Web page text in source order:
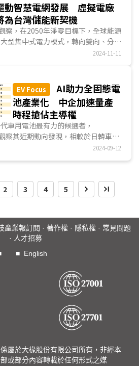
動智慧電網發展 虛擬電廠
為台灣儲能新契機
察，在2050年淨零目標下，全球能源
型集中式電力模式，轉向雙向、分散
慧電網(smart grid)發展模...2024-11-11
EV Focus
AI助力全固態電
池產業化 中企加速量產
時程搶佔主導權
車用電池最有力的候選者，
察其近期動向發現，相較於日韓車廠
產的時間點，中國車廠普遍將目標
2024-09-12
2 3 4 5
產業報訂閱 · 著作權· 隱私權· 常見問題
· 人才招募
■ English
屬於大椽股份有限公司所有，非經本
或部分內容轉載於任何形式之媒